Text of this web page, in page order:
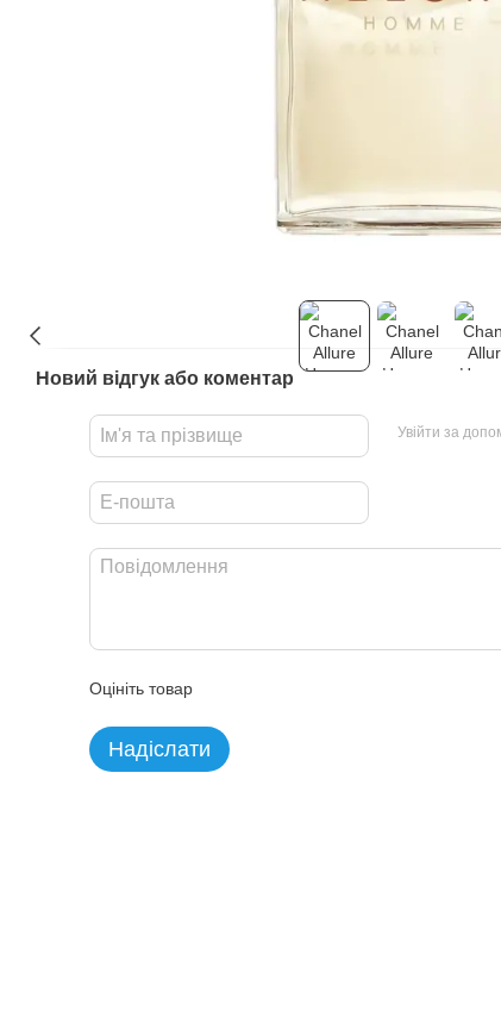
Новий відгук або коментар
Увійти за
Оцініть товар
Надіслати